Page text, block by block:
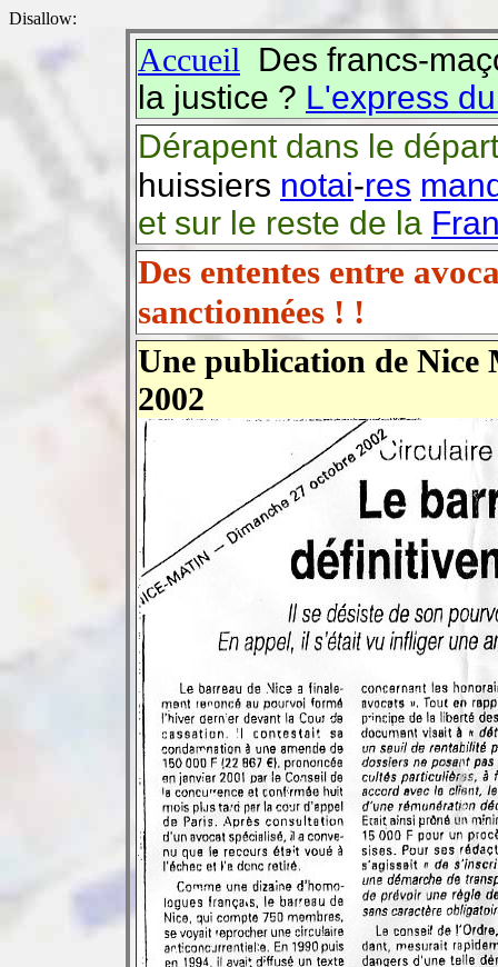
Disallow:
Accueil Des francs-
la justice ? L'express
Dérapent dans le
huissiers notai-res
et sur le reste de la
Des ententes entre
sanctionnées ! !
Une publication de Nice
2002